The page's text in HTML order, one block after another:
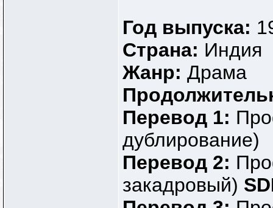
Год выпуска:
Страна: Индия
Жанр: Драма
Перевод 1:
дублирование)
Перевод 2:
закадровый)